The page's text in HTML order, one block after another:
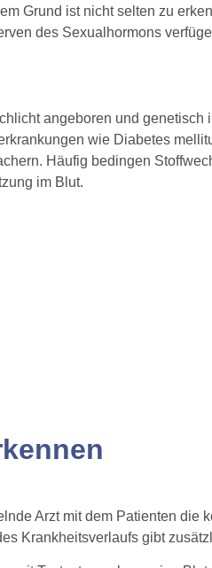
Grund ist nicht selten zu
des Sexualhormons
angeboren und genetisch
wie Diabetes
Häufig bedingen
im Blut.
Arzt mit dem Patienten die
Krankheitsverlaufs gibt